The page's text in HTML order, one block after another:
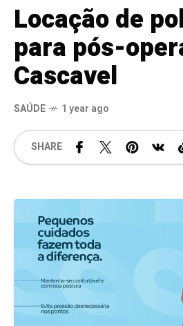
Locação de
para pós-
Cascavel
SAÚDE 1 year ago
SHARE